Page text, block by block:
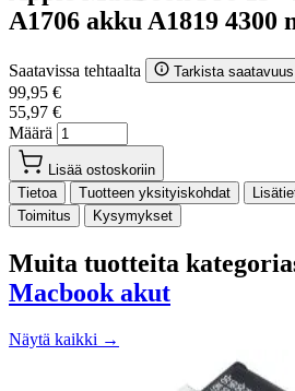
A1706 akku A1819 4300
Saatavissa tehtaalta Tarkista saatavuus
99,95 €
55,97 €
Määrä
Lisää ostoskoriin
Tietoa
Tuotteen yksityiskohdat
Toimitus
Kysymykset
Muita tuotteita
Macbook akut
Näytä kaikki →